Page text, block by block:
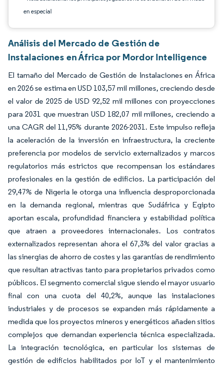
en especial
Análisis del Mercado de Gestión de
Instalaciones en África por Mordor Intelligence
El tamaño del Mercado de Gestión de Instalaciones en África
en 2026 se estima en USD 103,57 mil millones, creciendo desde
el valor de 2025 de USD 92,52 mil millones con proyecciones
para 2031 que muestran USD 182,07 mil millones, creciendo a
una CAGR del 11,95% durante 2026-2031. Este impulso refleja
la aceleración de la inversión en infraestructura, la creciente
preferencia por modelos de servicio externalizados y marcos
regulatorios más estrictos que recompensan los estándares
profesionales en la gestión de edificios. La participación del
29,47% de Nigeria le otorga una influencia desproporcionada
en la demanda regional, mientras que Sudáfrica y Egipto
aportan escala, profundidad financiera y estabilidad política
que atraen a proveedores internacionales. Los contratos
externalizados representan ahora el 67,3% del valor gracias a
las sinergias de ahorro de costes y las garantías de rendimiento
que resultan atractivas tanto para propietarios privados como
públicos. El segmento comercial sigue siendo el mayor usuario
final con una cuota del 40,2%, aunque las instalaciones
industriales y de procesos se expanden más rápidamente a
medida que los proyectos mineros y energéticos añaden sitios
complejos que demandan experiencia técnica especializada.
La integración tecnológica, en particular los sistemas de
gestión de edificios habilitados por IoT y el mantenimiento